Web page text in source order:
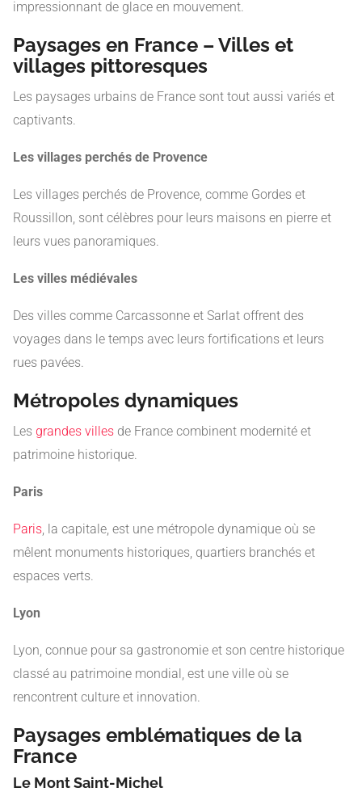
impressionnant de glace en mouvement.
Paysages en France – Villes et
villages pittoresques
Les paysages urbains de France sont tout aussi variés et
captivants.
Les villages perchés de Provence
Les villages perchés de Provence, comme Gordes et
Roussillon, sont célèbres pour leurs maisons en pierre et
leurs vues panoramiques.
Les villes médiévales
Des villes comme Carcassonne et Sarlat offrent des
voyages dans le temps avec leurs fortifications et leurs
rues pavées.
Métropoles dynamiques
Les grandes villes de France combinent modernité et
patrimoine historique.
Paris
Paris , la capitale, est une métropole dynamique où se
mêlent monuments historiques, quartiers branchés et
espaces verts.
Lyon
Lyon, connue pour sa gastronomie et son centre historique
classé au patrimoine mondial, est une ville où se
rencontrent culture et innovation.
Paysages emblématiques de la
France
Le Mont Saint-Michel